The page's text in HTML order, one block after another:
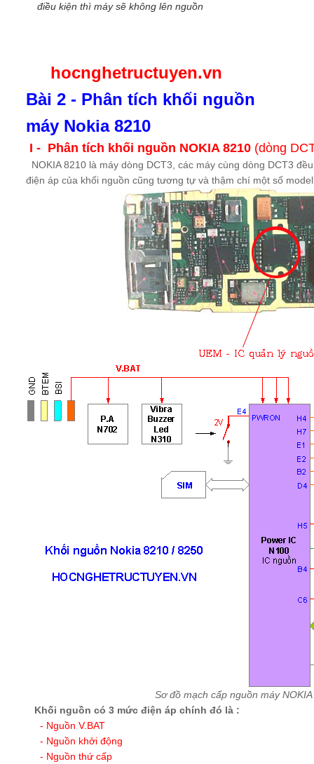
điều kiện thì máy sẽ không lên nguồn
hocnghetructuyen.vn
Bài 2 - Phân tích khối nguồn
máy Nokia 8210
I - Phân tích khối nguồn NOKIA 8210 (dòng
NOKIA 8210 là máy dòng DCT3, các máy cùng dòng DCT3
điện áp của khối nguồn cũng tương tự và thậm chí một số
Sơ đồ mạch cấp nguồn máy
Khối nguồn có 3 mức điện áp chính đó là :
- Nguồn V.BAT
- Nguồn khởi động
- Nguồn thứ cấp